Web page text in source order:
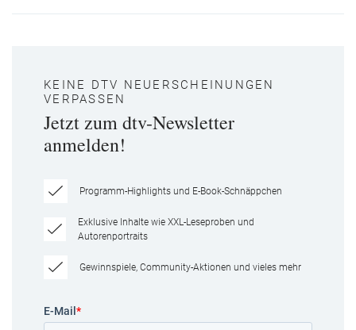
KEINE DTV NEUERSCHEINUNGEN
VERPASSEN
Jetzt zum dtv-Newsletter
anmelden!
Programm-Highlights und E-Book-Schnäppchen
Exklusive Inhalte wie XXL-Leseproben und
Autorenportraits
Gewinnspiele, Community-Aktionen und vieles mehr
E-Mail *